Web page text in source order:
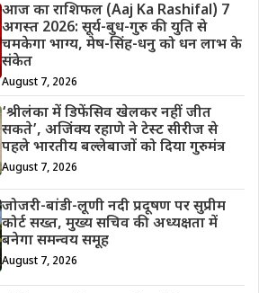
आज का राशिफल (Aaj Ka Rashifal) 7
अगस्त 2026: सूर्य-बुध-गुरु की युति से
चमकेगा भाग्य, मेष-सिंह-धनु को धन लाभ के
संकेत
August 7, 2026
‘श्रीलंका में डिफेंसिव खेलकर नहीं जीत
सकते’, अजिंक्य रहाणे ने टेस्ट सीरीज से
पहले भारतीय बल्लेबाजों को दिया गुरुमंत्र
August 7, 2026
जोजरी-बांडी-लूणी नदी प्रदूषण पर सुप्रीम
कोर्ट सख्त, मुख्य सचिव की अध्यक्षता में
बनेगा समन्वय समूह
August 7, 2026